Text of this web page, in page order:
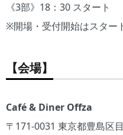
《3部》18：30 スタート
※開場・受付開始はスター
【会場】
Café & Diner Offza
〒171-0031 東京都豊島区